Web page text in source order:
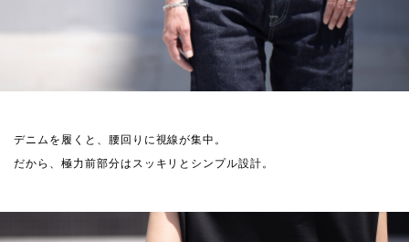
デニムを履くと、腰回りに視線が集中。
だから、極力前部分はスッキリとシンプル設計。